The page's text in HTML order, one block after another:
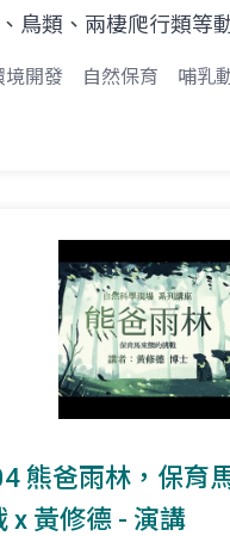
鳥類、兩棲爬行類
境開發 自然保育 哺乳
熊爸雨林，保育
x 黃修德 - 演講